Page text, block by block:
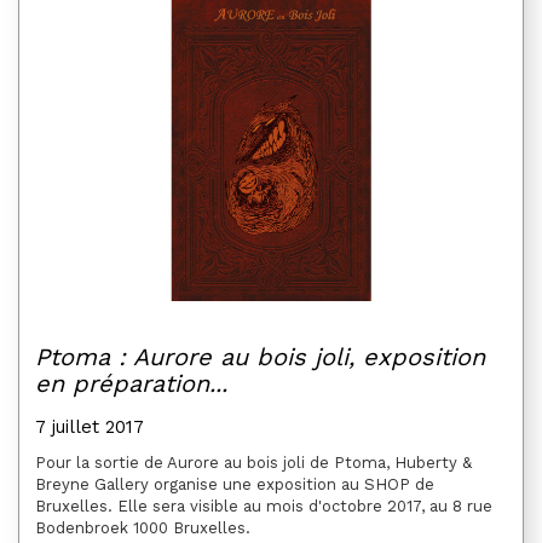
Ptoma : Aurore au bois joli, exposition
en préparation...
7 juillet 2017
Pour la sortie de Aurore au bois joli de Ptoma, Huberty &
Breyne Gallery organise une exposition au SHOP de
Bruxelles. Elle sera visible au mois d'octobre 2017, au 8 rue
Bodenbroek 1000 Bruxelles.